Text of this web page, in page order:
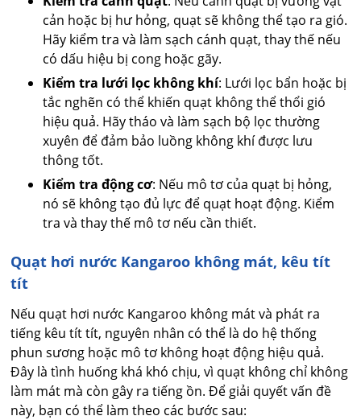
cản hoặc bị hư hỏng, quạt sẽ không thể tạo ra gió.
Hãy kiểm tra và làm sạch cánh quạt, thay thế nếu
có dấu hiệu bị cong hoặc gãy.
Kiểm tra lưới lọc không khí: Lưới lọc bẩn hoặc bị
tắc nghẽn có thể khiến quạt không thể thổi gió
hiệu quả. Hãy tháo và làm sạch bộ lọc thường
xuyên để đảm bảo luồng không khí được lưu
thông tốt.
Kiểm tra động cơ: Nếu mô tơ của quạt bị hỏng,
nó sẽ không tạo đủ lực để quạt hoạt động. Kiểm
tra và thay thế mô tơ nếu cần thiết.
Quạt hơi nước Kangaroo không mát, kêu tít
tít
Nếu quạt hơi nước Kangaroo không mát và phát ra
tiếng kêu tít tít, nguyên nhân có thể là do hệ thống
phun sương hoặc mô tơ không hoạt động hiệu quả.
Đây là tình huống khá khó chịu, vì quạt không chỉ không
làm mát mà còn gây ra tiếng ồn. Để giải quyết vấn đề
này, bạn có thể làm theo các bước sau: